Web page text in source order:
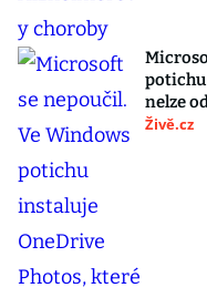
potichu
nelze
Živě.cz